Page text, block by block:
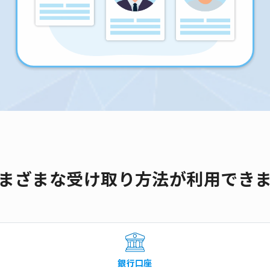
ざまな受け取り方法が利用でき
銀行口座